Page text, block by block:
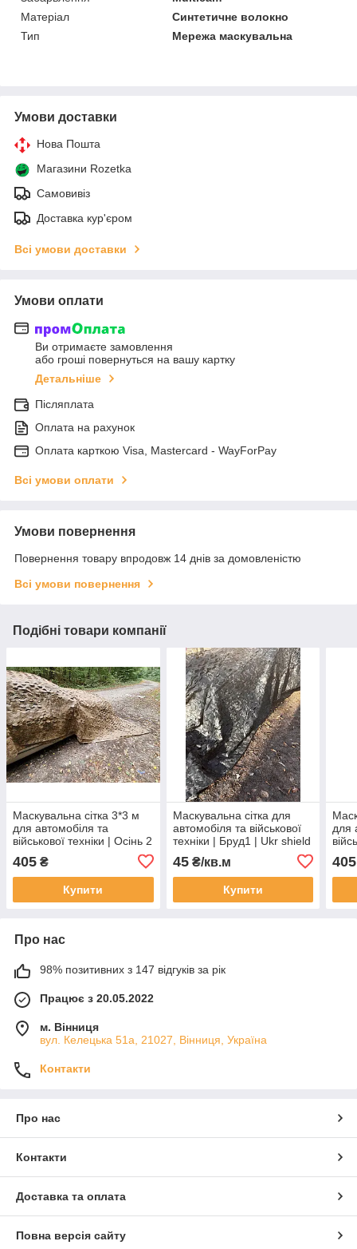
Матеріал
Синтетичне волокно
Тип
Мережа маскувальна
Умови доставки
Нова Пошта
Магазини Rozetka
Самовивіз
Доставка кур'єром
Всі умови доставки
Умови оплати
Ви отримаєте замовлення
або гроші повернуться на вашу картку
Детальніше
Післяплата
Оплата на рахунок
Оплата карткою Visa, Mastercard - WayForPay
Всі умови оплати
Умови повернення
Повернення товару впродовж 14 днів за домовленістю
Всі умови повернення
Подібні товари компанії
Маскувальна сітка 3*3 м
для автомобіля та
військової техніки | Осінь 2
405 ₴
Купити
Маскувальна сітка для
автомобіля та військової
техніки | Бруд1 | Ukr shield
45₴/кв.м
Купити
для
405
Про нас
98% позитивних з 147 відгуків за рік
Працює з 20.05.2022
м. Вінниця
вул. Келецька 51а, 21027, Вінниця, Україна
Контакти
Про нас
Контакти
Доставка та оплата
Повна версія сайту